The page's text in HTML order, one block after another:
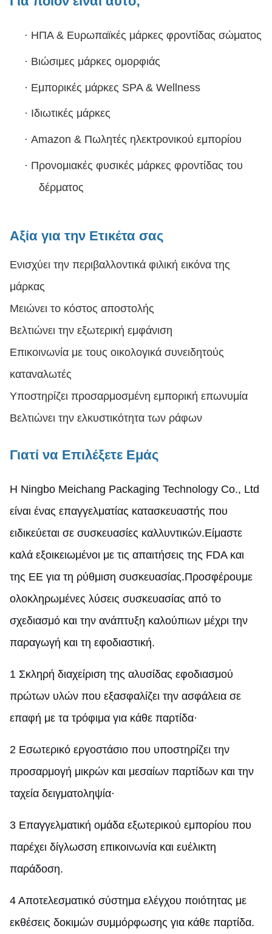
· ΗΠΑ & Ευρωπαϊκές μάρκες φροντίδας σώματος
· Βιώσιμες μάρκες ομορφιάς
· Εμπορικές μάρκες SPA & Wellness
· Ιδιωτικές μάρκες
· Amazon & Πωλητές ηλεκτρονικού εμπορίου
· Προνομιακές φυσικές μάρκες φροντίδας του
δέρματος
Αξία για την Ετικέτα σας
Ενισχύει την περιβαλλοντικά φιλική εικόνα της
μάρκας
Μειώνει το κόστος αποστολής
Βελτιώνει την εξωτερική εμφάνιση
Επικοινωνία με τους οικολογικά συνειδητούς
καταναλωτές
Υποστηρίζει προσαρμοσμένη εμπορική επωνυμία
Βελτιώνει την ελκυστικότητα των ράφων
Γιατί να Επιλέξετε Εμάς
Η Ningbo Meichang Packaging Technology Co., Ltd
είναι ένας επαγγελματίας κατασκευαστής που
ειδικεύεται σε συσκευασίες καλλυντικών.Είμαστε
καλά εξοικειωμένοι με τις απαιτήσεις της FDA και
της ΕΕ για τη ρύθμιση συσκευασίας.Προσφέρουμε
ολοκληρωμένες λύσεις συσκευασίας από το
σχεδιασμό και την ανάπτυξη καλούπιων μέχρι την
παραγωγή και τη εφοδιαστική.
1 Σκληρή διαχείριση της αλυσίδας εφοδιασμού
πρώτων υλών που εξασφαλίζει την ασφάλεια σε
επαφή με τα τρόφιμα για κάθε παρτίδα·
2 Εσωτερικό εργοστάσιο που υποστηρίζει την
προσαρμογή μικρών και μεσαίων παρτίδων και την
ταχεία δειγματοληψία·
3 Επαγγελματική ομάδα εξωτερικού εμπορίου που
παρέχει δίγλωσση επικοινωνία και ευέλικτη
παράδοση.
4 Αποτελεσματικό σύστημα ελέγχου ποιότητας με
εκθέσεις δοκιμών συμμόρφωσης για κάθε παρτίδα.